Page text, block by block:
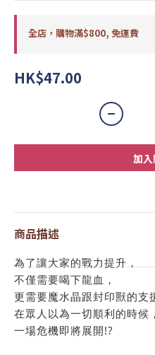
全店，購物滿$800, 免運費
HK$47.00
加
商品描述
為了讓大家的戰力提升，
不僅需要喝下龍血，
更需要魔水晶跟封印獸的支
在眾人以為一切順利的時候，
一場危機即將展開!?